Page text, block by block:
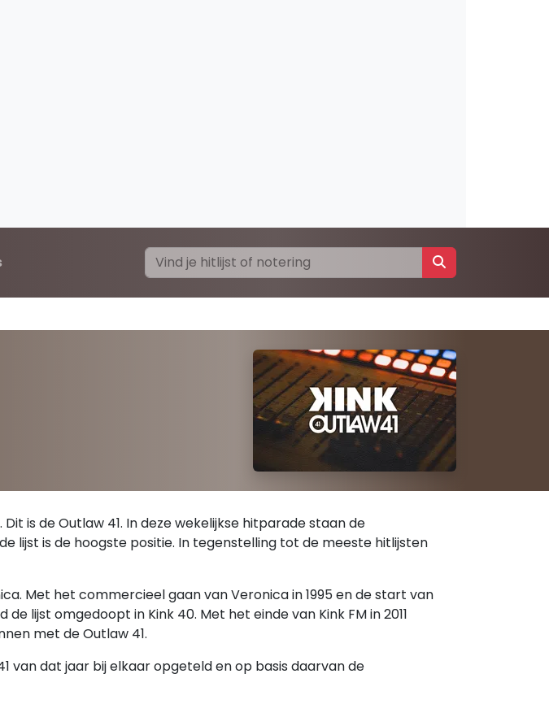
is de Outlaw 41. In deze wekelijkse hitparade staan de
lijst is de hoogste positie. In tegenstelling tot de meeste hitlijsten
Met het commercieel gaan van Veronica in 1995 en de start van
lijst omgedoopt in Kink 40. Met het einde van Kink FM in 2011
met de Outlaw 41.
van dat jaar bij elkaar opgeteld en op basis daarvan de